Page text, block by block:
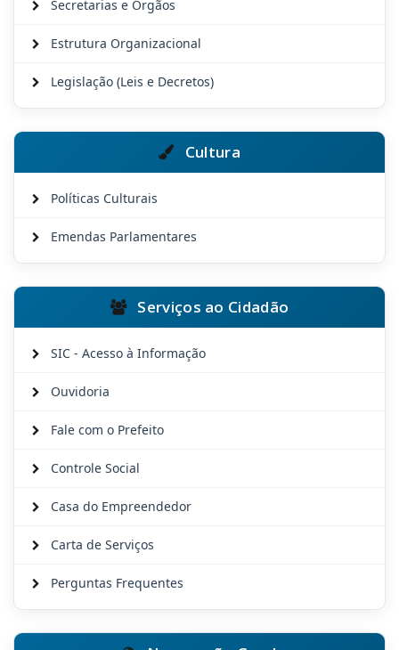
Secretarias e Órgãos
Estrutura Organizacional
Legislação (Leis e Decretos)
Cultura
Políticas Culturais
Emendas Parlamentares
Serviços ao Cidadão
SIC - Acesso à Informação
Ouvidoria
Fale com o Prefeito
Controle Social
Casa do Empreendedor
Carta de Serviços
Perguntas Frequentes